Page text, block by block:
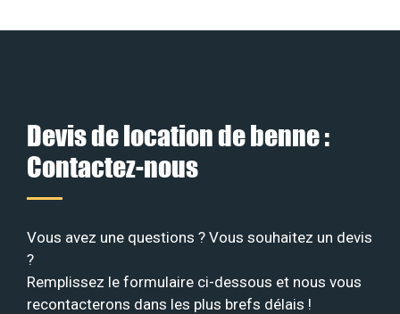
Devis de location de benne :
Contactez-nous
Vous avez une questions ? Vous souhaitez un devis
?
Remplissez le formulaire ci-dessous et nous vous
recontacterons dans les plus brefs délais !